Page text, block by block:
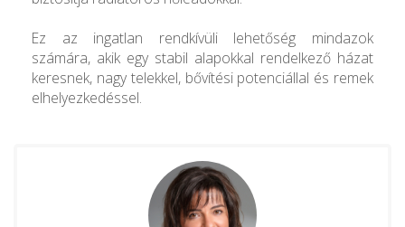
Ez az ingatlan rendkívüli lehetőség mindazok
számára, akik egy stabil alapokkal rendelkező házat
keresnek, nagy telekkel, bővítési potenciállal és remek
elhelyezkedéssel.